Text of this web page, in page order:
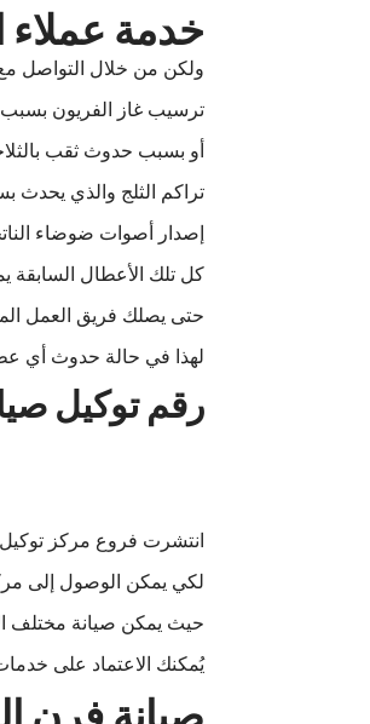
خدمة عملاء
ولكن من خلال التواصل
ترسيب غاز الفريون بسبب
أو بسبب حدوث ثقب
تراكم الثلج والذي يحدث
إصدار أصوات ضوضاء
كل تلك الأعطال السابقة
حتى يصلك فريق العمل
لهذا في حالة حدوث أي
رقم توكيل
انتشرت فروع مركز
لكي يمكن الوصول إلى
حيث يمكن صيانة مختلف
يُمكنك الاعتماد على